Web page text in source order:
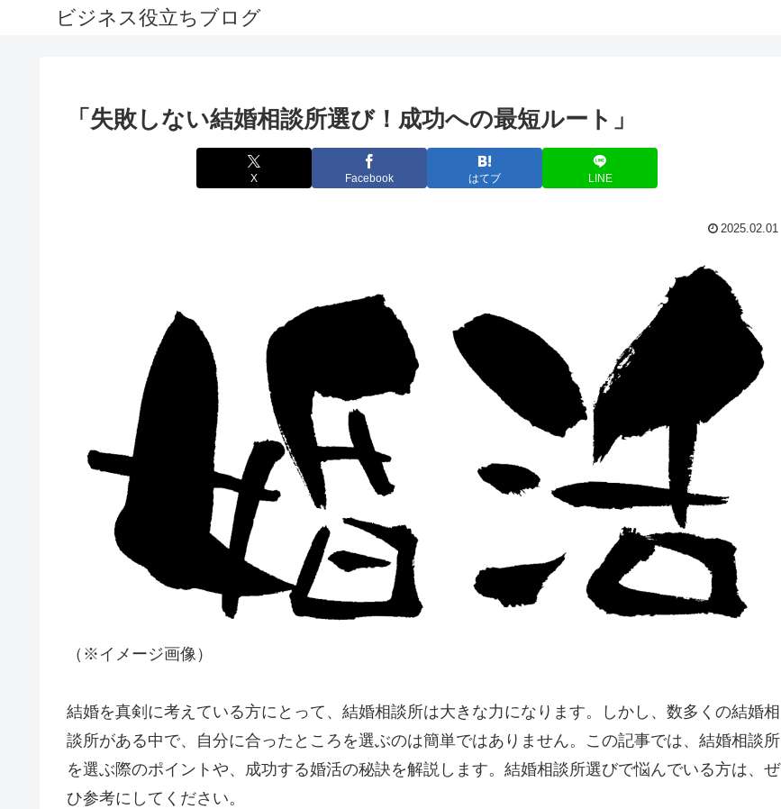
ビジネス役立ちブログ
「失敗しない結婚相談所選び！成功への最短ルート」
X Facebook はてブ LINE
2025.02.01
（※イメージ画像）
結婚を真剣に考えている方にとって、結婚相談所は大きな力になります。しかし、数多くの結婚相
談所がある中で、自分に合ったところを選ぶのは簡単ではありません。この記事では、結婚相談所
を選ぶ際のポイントや、成功する婚活の秘訣を解説します。結婚相談所選びで悩んでいる方は、ぜ
ひ参考にしてください。